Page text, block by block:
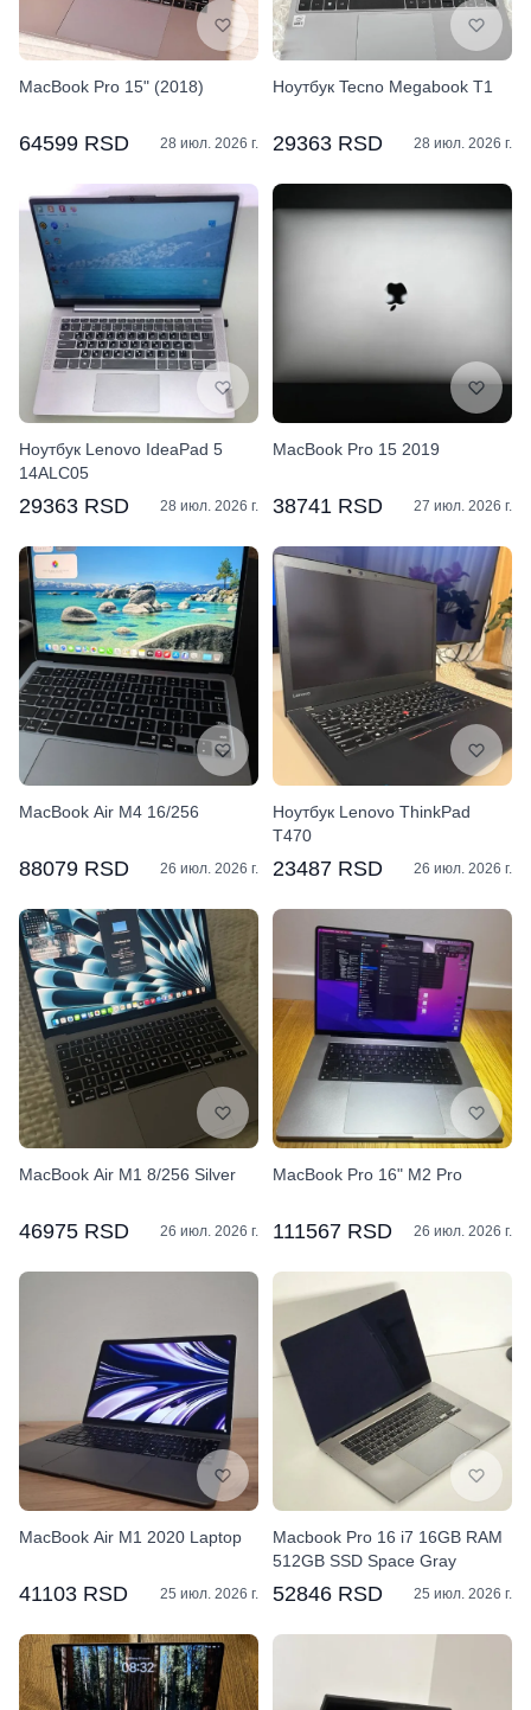
MacBook Pro 15" (2018)
64599 RSD 28 июл. 2026 г.
Ноутбук Tecno Megabook T1
29363 RSD 28 июл. 2026 г.
Ноутбук Lenovo IdeaPad 5
14ALC05
29363 RSD 28 июл. 2026 г.
MacBook Pro 15 2019
38741 RSD 27 июл. 2026 г.
MacBook Air M4 16/256
88079 RSD 26 июл. 2026 г.
Ноутбук Lenovo ThinkPad
T470
23487 RSD 26 июл. 2026 г.
MacBook Air M1 8/256 Silver
46975 RSD 26 июл. 2026 г.
MacBook Pro 16" M2 Pro
111567 RSD 26 июл. 2026 г.
MacBook Air M1 2020 Laptop
41103 RSD 25 июл. 2026 г.
Macbook Pro 16 i7 16GB RAM
512GB SSD Space Gray
52846 RSD 25 июл. 2026 г.